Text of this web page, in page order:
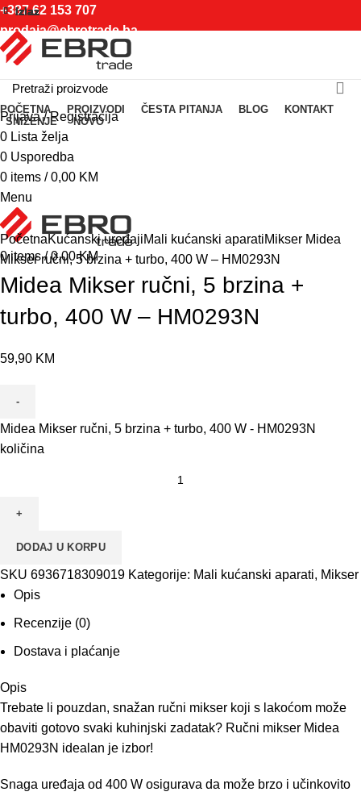
+387 62 153 707
prodaja@ebrotrade.ba
Prijava / Registracija
0 Lista želja
0 Usporedba
0 items / 0,00 KM
Menu
0items / 0,00KM
Izaberite kategoriju
POČETNA PROIZVODI ČESTA PITANJA BLOG
KONTAKT
SNIŽENJE
NOVO
Click to enlarge
PočetnaKućanski uređajiMali kućanski aparatiMikser Midea
Mikser ručni, 5 brzina + turbo, 400 W – HM0293N
Midea Mikser ručni, 5 brzina +
turbo, 400 W – HM0293N
59,90 KM
Midea Mikser ručni, 5 brzina + turbo, 400 W - HM0293N
količina
DODAJ U KORPU
SKU 6936718309019 Kategorije: Mali kućanski aparati, Mikser
Opis
Recenzije (0)
Dostava i plaćanje
Opis
Trebate li pouzdan, snažan ručni mikser koji s lakoćom može
obaviti gotovo svaki kuhinjski zadatak? Ručni mikser Midea
HM0293N idealan je izbor!
Snaga uređaja od 400 W osigurava da može brzo i učinkovito
Izlaz
Izlaz
Izlaz
Izlaz
Izlaz
Izlaz
Izlaz
Izlaz